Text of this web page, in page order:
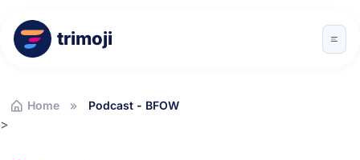
trimoji
Home Podcast - BFOW
>